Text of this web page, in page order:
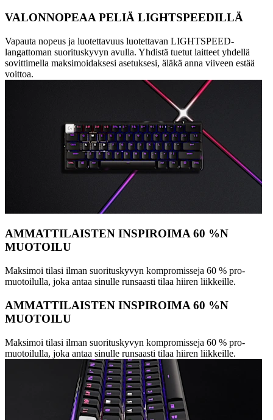
VALONNOPEAA PELIÄ LIGHTSPEEDILLÄ
Vapauta nopeus ja luotettavuus luotettavan LIGHTSPEED-
langattoman suorituskyvyn avulla. Yhdistä tuetut laitteet yhdellä
sovittimella maksimoidaksesi asetuksesi, äläkä anna viiveen estää
voittoa.
AMMATTILAISTEN INSPIROIMA 60 %N
MUOTOILU
Maksimoi tilasi ilman suorituskyvyn kompromisseja 60 % pro-
muotoilulla, joka antaa sinulle runsaasti tilaa hiiren liikkeille.
AMMATTILAISTEN INSPIROIMA 60 %N
MUOTOILU
Maksimoi tilasi ilman suorituskyvyn kompromisseja 60 % pro-
muotoilulla, joka antaa sinulle runsaasti tilaa hiiren liikkeille.